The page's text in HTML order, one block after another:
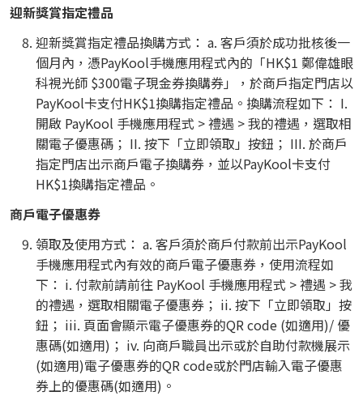
迎新獎賞指定禮品
迎新獎賞指定禮品換購方式： a. 客戶須於成功批核後一
個月內，憑PayKool手機應用程式內的「HK$1 鄭偉雄眼
科視光師 $300電子現金券換購券」，於商戶指定門店以
PayKool卡支付HK$1換購指定禮品。換購流程如下： I.
開啟 PayKool 手機應用程式 > 禮遇 > 我的禮遇，選取相
關電子優惠碼； II. 按下「立即領取」按鈕； III. 於商戶
指定門店出示商戶電子換購券，並以PayKool卡支付
HK$1換購指定禮品。
商戶電子優惠券
領取及使用方式： a. 客戶須於商戶付款前出示PayKool
手機應用程式內有效的商戶電子優惠券，使用流程如
下： i. 付款前請前往 PayKool 手機應用程式 > 禮遇 > 我
的禮遇，選取相關電子優惠券； ii. 按下「立即領取」按
鈕； iii. 頁面會顯示電子優惠券的QR code (如適用)/ 優
惠碼(如適用)； iv. 向商戶職員出示或於自助付款機展示
(如適用)電子優惠券的QR code或於門店輸入電子優惠
券上的優惠碼(如適用)。